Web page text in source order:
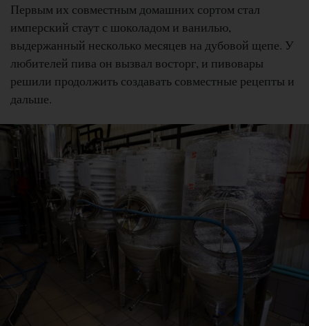
Первым их совместным домашних сортом стал
имперский стаут с шоколадом и ванилью,
выдержанный несколько месяцев на дубовой щепе. У
любителей пива он вызвал восторг, и пивовары
решили продолжить создавать совместные рецепты и
дальше.